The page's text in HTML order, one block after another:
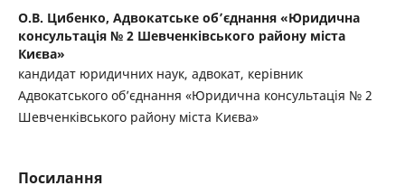
О.В. Цибенко, Адвокатське об’єднання «Юридична
консультація № 2 Шевченківського району міста
Києва»
кандидат юридичних наук, адвокат, керівник
Адвокатського об’єднання «Юридична консультація № 2
Шевченківського району міста Києва»
Посилання